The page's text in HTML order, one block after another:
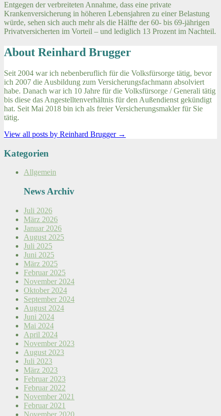
Entgegen der verbreiteten Annahme, dass eine private
Krankenversicherung in höheren Lebensjahren zu einer Belastung
würde, sehen sich auch mehr als die Hälfte der 60- bis 69-jährigen
Privatversicherten im Vorteil – und lediglich 13 Prozent im Nachteil.
About Reinhard Brugger
Seit 2004 war ich nebenberuflich für die Volksfürsorge tätig, bevor
ich 2007 die Ausbildung zum Versicherungsfachmann absolviert
habe. Danach war ich 10 Jahre für die Volksfürsorge / Generali tätig
bis diese das Angestelltenverhältnis für den Außendienst gekündigt
hat. Seit Mai 2018 bin ich als freier Versicherungsmakler für Sie
tätig.
View all posts by Reinhard Brugger →
Kategorien
Allgemein
News Archiv
Juli 2026
März 2026
Januar 2026
August 2025
Juli 2025
Juni 2025
März 2025
Februar 2025
November 2024
Oktober 2024
September 2024
August 2024
Juni 2024
Mai 2024
April 2024
November 2023
August 2023
Juli 2023
März 2023
Februar 2023
Februar 2022
November 2021
Februar 2021
November 2020